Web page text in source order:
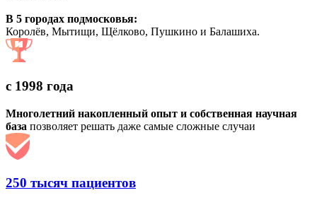
В 5 городах подмосковья:
Королёв, Мытищи, Щёлково, Пушкино и Балашиха.
с 1998 года
Многолетний накопленный опыт и собственная научная
база позволяет решать даже самые сложные случаи
250 тысяч пациентов